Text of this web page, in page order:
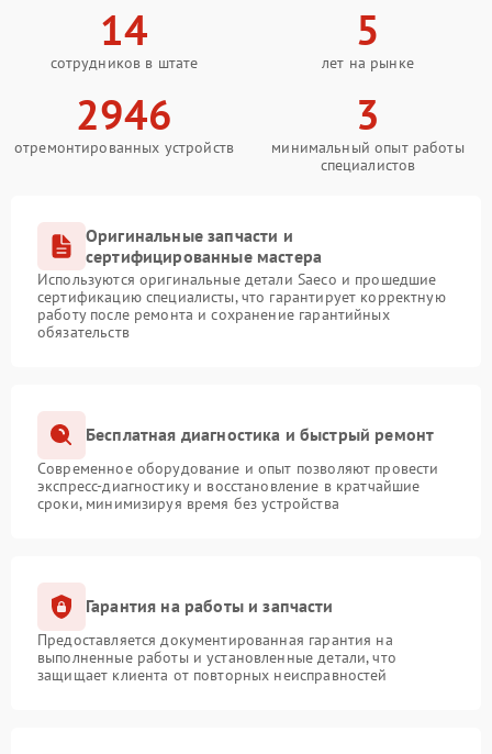
14
сотрудников в штате
5
лет на рынке
2946
отремонтированных устройств
3
минимальный опыт работы
специалистов
Оригинальные запчасти и
сертифицированные мастера
Используются оригинальные детали Saeco и прошедшие
сертификацию специалисты, что гарантирует корректную
работу после ремонта и сохранение гарантийных
обязательств
Бесплатная диагностика и быстрый ремонт
Современное оборудование и опыт позволяют провести
экспресс-диагностику и восстановление в кратчайшие
сроки, минимизируя время без устройства
Гарантия на работы и запчасти
Предоставляется документированная гарантия на
выполненные работы и установленные детали, что
защищает клиента от повторных неисправностей